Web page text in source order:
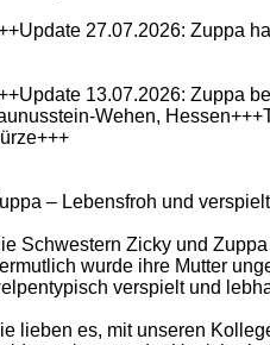
27.07.2026: Zuppa
13.07.2026: Zuppa
Wehen,
– Lebensfroh und verspielt
Schwestern Zicky und
wurde ihre Mutter
verspielt und
lieben es, mit unseren